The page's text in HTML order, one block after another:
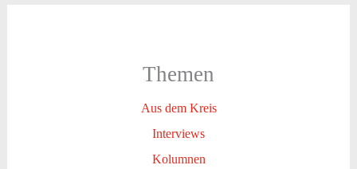
Themen
Aus dem Kreis
Interviews
Kolumnen